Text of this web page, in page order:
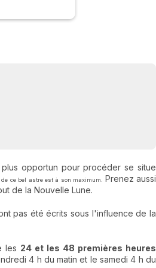
opportun pour procéder se situe
de ce bel astre est à son maximum. Prenez aussi
de la Nouvelle Lune.
pas été écrits sous l'influence de la
les 24 et les 48 premières heures
4 h du matin et le samedi 4 h du